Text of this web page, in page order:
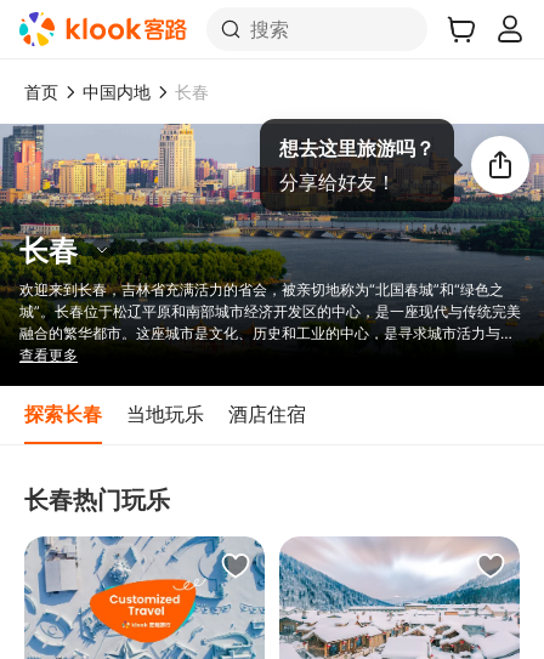
搜索
首页 中国内地 长春
长春
欢迎来到长春，吉林省充满活力的省会，被亲切地称为“北国春城”和“绿色之
城”。长春位于松辽平原和南部城市经济开发区的中心，是一座现代与传统完美
融合的繁华都市。这座城市是文化、历史和工业的中心，是寻求城市活力与宁
静的理想目的地。长春拥有郁郁葱葱的花园、广阔的公园和中国最大的人工森
论您是寻找冒险还是宁静的休憩，长春都是您探索和发现世界的门户。
查看更多
探索长春 当地玩乐 酒店住宿
想去这里旅游吗？
分享给好友！
长春热门玩乐